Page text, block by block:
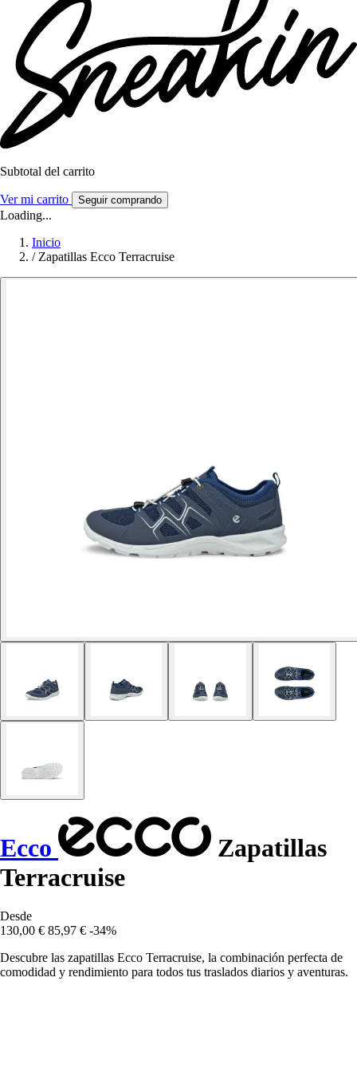
Subtotal del carrito
Ver mi carrito Seguir comprando
Loading...
Inicio
/ Zapatillas Ecco Terracruise
Ecco
Zapatillas
Terracruise
Desde
130,00 € 85,97 € -34%
Descubre las zapatillas Ecco Terracruise, la combinación perfecta de
comodidad y rendimiento para todos tus traslados diarios y aventuras.